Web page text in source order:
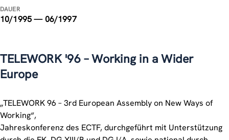
DAUER
10/1995 — 06/1997
TELEWORK '96 – Working in a Wider
Europe
„TELEWORK 96 – 3rd European Assembly on New Ways of
Working“,
Jahreskonferenz des ECTF, durchgeführt mit Unterstützung